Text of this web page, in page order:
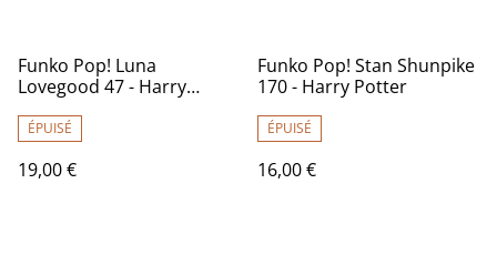
Funko Pop! Luna
Lovegood 47 - Harry
ÉPUISÉ
19,00 €
Funko Pop! Stan Shunpike
170 - Harry Potter
ÉPUISÉ
16,00 €